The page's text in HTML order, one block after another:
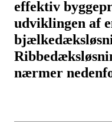
effektiv
udviklingen af
nærmer